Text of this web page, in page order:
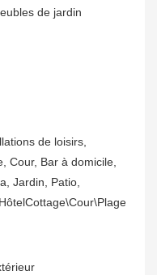
de jardin
de loisirs,
Cour, Bar à domicile,
Jardin, Patio,